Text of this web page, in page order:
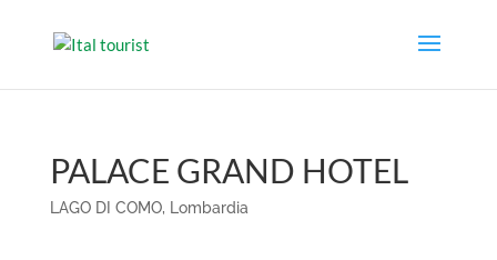
PALACE GRAND HOTEL
LAGO DI COMO, Lombardia